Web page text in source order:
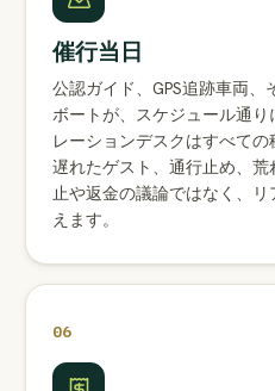
催行当日
公認ガイド、GPS追跡車両
ボートが、スケジュール通
レーションデスクはすべての
遅れたゲスト、通行止め、
止や返金の議論ではなく、
えます。
06